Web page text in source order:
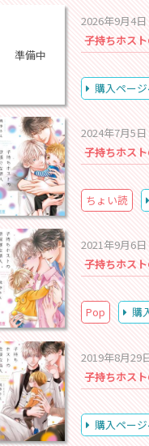
準備中
2026年9月4日
子持ちホス
購入ペー
2024年7月5日
子持ちホス
ちょい読
2021年9月6日
子持ちホス
Pop
購
2019年8月29
子持ちホス
購入ペー